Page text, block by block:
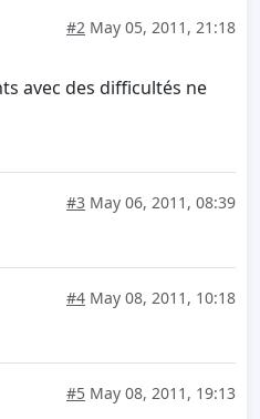
#2 May 05, 2011, 21:18
avec des difficultés ne
#3 May 06, 2011, 08:39
#4 May 08, 2011, 10:18
#5 May 08, 2011, 19:13